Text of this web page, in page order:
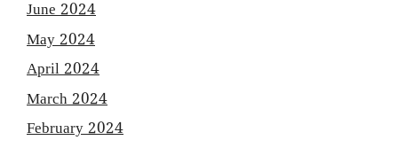
June 2024
May 2024
April 2024
March 2024
February 2024